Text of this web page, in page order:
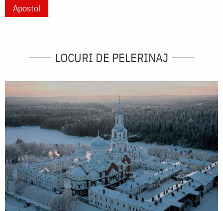
Apostol
LOCURI DE PELERINAJ